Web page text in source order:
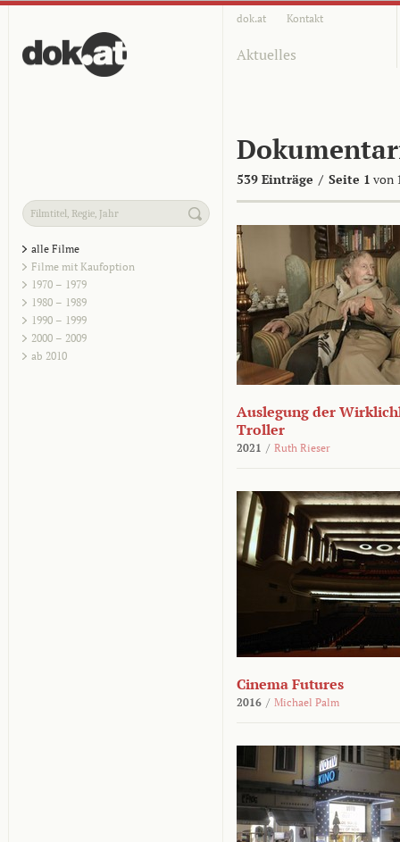
dok.at Kontakt
Aktuelles
539 Einträge / Seite 1 von
alle Filme
Filme mit Kaufoption
1970 – 1979
1980 – 1989
1990 – 1999
2000 – 2009
ab 2010
Auslegung der
Troller
2021 / Ruth Rieser
Cinema Futures
2016 / Michael Palm